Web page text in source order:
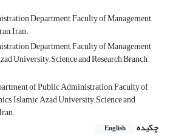
Department, Faculty of Management,
Iran.
Department, Faculty of Management
University, Science and Research Branch,
of Public Administration, Faculty of
Islamic Azad University, Science and
چکیده
English